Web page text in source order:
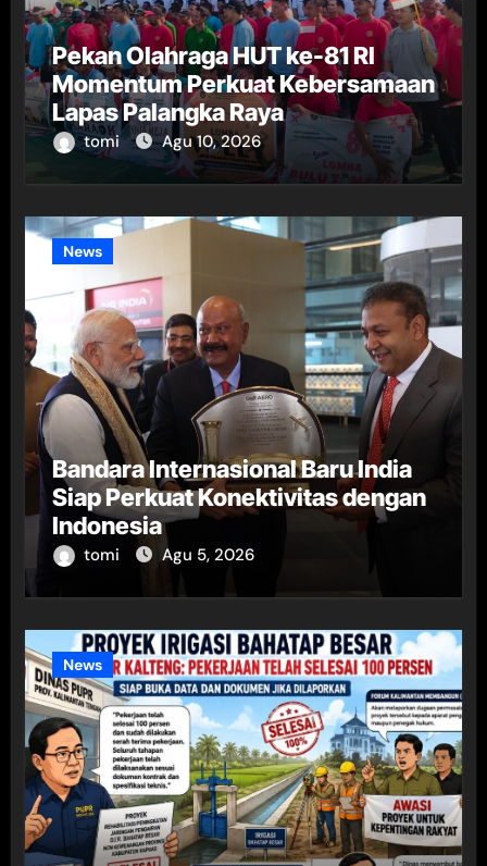
Pekan Olahraga HUT ke-81 RI
Momentum Perkuat Kebersamaan
Lapas Palangka Raya
tomi Agu 10, 2026
News
Bandara Internasional Baru India
Siap Perkuat Konektivitas dengan
Indonesia
tomi Agu 5, 2026
News